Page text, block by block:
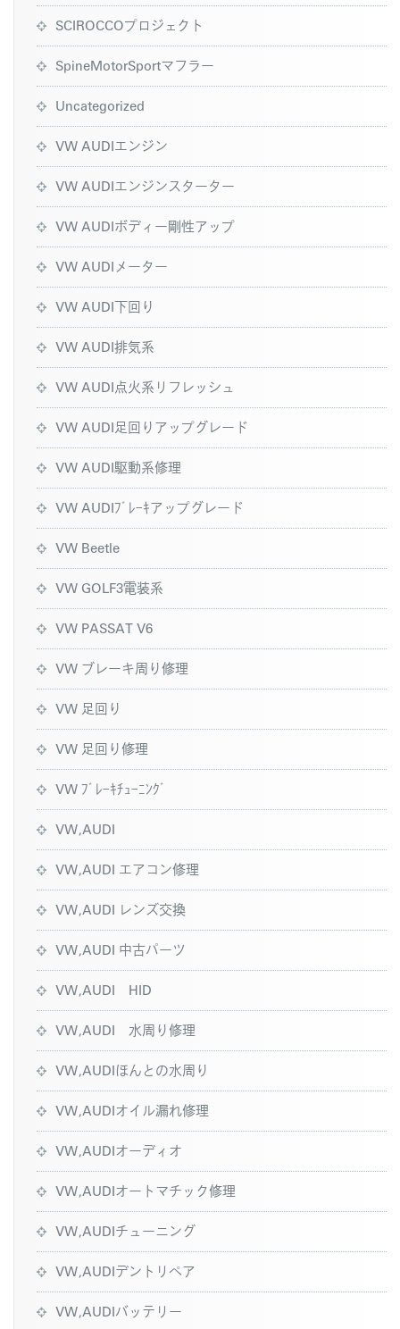
SCIROCCOプロジェクト
SpineMotorSportマフラー
Uncategorized
VW AUDIエンジン
VW AUDIエンジンスターター
VW AUDIボディー剛性アップ
VW AUDIメーター
VW AUDI下回り
VW AUDI排気系
VW AUDI点火系リフレッシュ
VW AUDI足回りアップグレード
VW AUDI駆動系修理
VW AUDIﾌﾞﾚｰｷアップグレード
VW Beetle
VW GOLF3電装系
VW PASSAT V6
VW ブレーキ周り修理
VW 足回り
VW 足回り修理
VW ﾌﾞﾚｰｷﾁｭｰﾆﾝｸﾞ
VW,AUDI
VW,AUDI エアコン修理
VW,AUDI レンズ交換
VW,AUDI 中古パーツ
VW,AUDI HID
VW,AUDI 水周り修理
VW,AUDIほんとの水周り
VW,AUDIオイル漏れ修理
VW,AUDIオーディオ
VW,AUDIオートマチック修理
VW,AUDIチューニング
VW,AUDIデントリペア
VW,AUDIバッテリー